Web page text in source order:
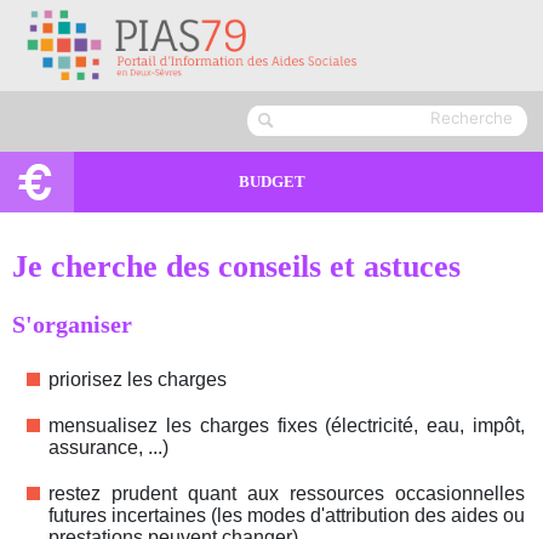
BUDGET
Je cherche des conseils et astuces
S'organiser
priorisez les charges
mensualisez les charges fixes (électricité, eau, impôt,
assurance, ...)
restez prudent quant aux ressources occasionnelles
futures incertaines (les modes d'attribution des aides ou